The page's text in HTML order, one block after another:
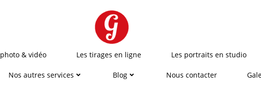
& vidéo Les tirages en ligne Les portraits en studio
Nos autres services Blog Nous contacter